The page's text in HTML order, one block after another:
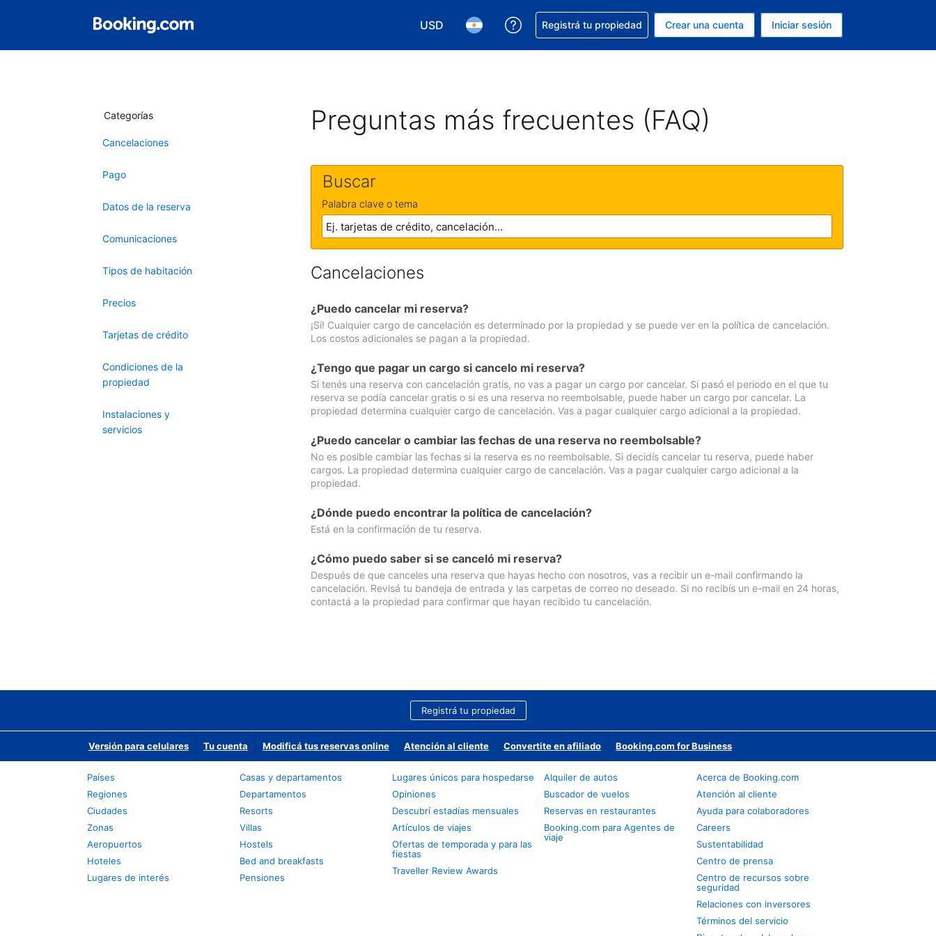
USD
Elegir la moneda. Tu moneda actual es Dólar de EEUU
Elegir el idioma. El idioma que estás usando es Español (Argentina)
Conseguí ayuda con tu reserva
Registrá tu propiedad Crear una cuenta Iniciar sesión
Categorías
Cancelaciones
Pago
Datos de la reserva
Comunicaciones
Tipos de habitación
Precios
Tarjetas de crédito
Condiciones de la
propiedad
Instalaciones y
servicios
Preguntas más frecuentes (FAQ)
Buscar
Palabra clave o tema
Cancelaciones
¿Puedo cancelar mi reserva?
¡Sí! Cualquier cargo de cancelación es determinado por la propiedad y se puede ver en la política de cancelación.
Los costos adicionales se pagan a la propiedad.
¿Tengo que pagar un cargo si cancelo mi reserva?
Si tenés una reserva con cancelación gratis, no vas a pagar un cargo por cancelar. Si pasó el periodo en el que tu
reserva se podía cancelar gratis o si es una reserva no reembolsable, puede haber un cargo por cancelar. La
propiedad determina cualquier cargo de cancelación. Vas a pagar cualquier cargo adicional a la propiedad.
¿Puedo cancelar o cambiar las fechas de una reserva no reembolsable?
No es posible cambiar las fechas si la reserva es no reembolsable. Si decidís cancelar tu reserva, puede haber
cargos. La propiedad determina cualquier cargo de cancelación. Vas a pagar cualquier cargo adicional a la
propiedad.
¿Dónde puedo encontrar la política de cancelación?
Está en la confirmación de tu reserva.
¿Cómo puedo saber si se canceló mi reserva?
Después de que canceles una reserva que hayas hecho con nosotros, vas a recibir un e-mail confirmando la
cancelación. Revisá tu bandeja de entrada y las carpetas de correo no deseado. Si no recibís un e-mail en 24 horas,
contactá a la propiedad para confirmar que hayan recibido tu cancelación.
Registrá tu propiedad
Versión para celulares Tu cuenta Modificá tus reservas online Atención al cliente Convertite en afiliado Booking.com for Business
Países
Regiones
Ciudades
Zonas
Aeropuertos
Hoteles
Lugares de interés
Casas y departamentos
Departamentos
Resorts
Villas
Hostels
Bed and breakfasts
Pensiones
Lugares únicos para hospedarse
Opiniones
Descubrí estadías mensuales
Artículos de viajes
Ofertas de temporada y para las
fiestas
Traveller Review Awards
Alquiler de autos
Buscador de vuelos
Reservas en restaurantes
Booking.com para Agentes de
viaje
Acerca de Booking.com
Atención al cliente
Ayuda para colaboradores
Careers
Sustentabilidad
Centro de prensa
Centro de recursos sobre
seguridad
Relaciones con inversores
Términos del servicio